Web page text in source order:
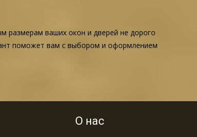
размерам ваших окон и дверей не дорого
поможет вам с выбором и оформлением
О нас